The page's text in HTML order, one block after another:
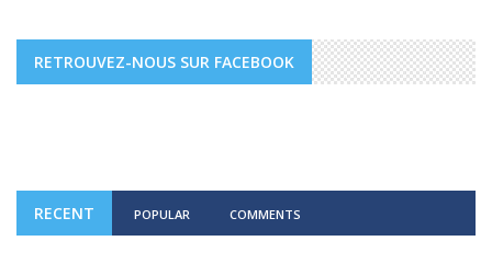
RETROUVEZ-NOUS SUR FACEBOOK
RECENT POPULAR COMMENTS